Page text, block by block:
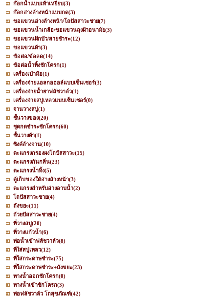
ก๊อกน้ำแบบเท้าเหยียบ(3)
ก๊อกอ่างล้างหน้าแบบกด(3)
ขอแขวนอ่างล้างหน้า/โถปัสสาวะชาย(7)
ขอแขวนน้ำเกลือ/ขอแขวนถุงผ้าอนามัย(3)
ขอแขวนฝักบัว/สายชำระ(12)
ขอแขวนผ้า(3)
ข้อต่อ/ข้อลด(14)
ข้อต่อน้ำทิ้งชักโครก(1)
เครื่องเป่ามือ(1)
เครื่องจ่ายแอลกอฮอล์แบบเซ็นเซอร์(3)
เครื่องจ่ายน้ำยาฟลัชวาล์ว(1)
เครื่องจ่ายสบู่เหลวแบบเซ็นเซอร์(0)
จานวางสบู่(1)
ชั้นวางของ(20)
ชุดกดชำระชักโครก(60)
ชั้นวางผ้า(1)
ซิงค์ล้างจาน(10)
ตะแกรงกรองผงโถปัสสาวะ(15)
ตะแกรงกันกลิ่น(23)
ตะแกรงน้ำทิ้ง(5)
ตู้เก็บของใต้อ่างล้างหน้า(3)
ตะแกรงสำหรับอ่างอาบน้ำ(2)
โถปัสสาวะชาย(4)
ถังขยะ(11)
ถ้วยปัสสาวะชาย(4)
ที่วางสบู่(20)
ที่วางแก้วน้ำ(6)
ท่อน้ำเข้าฟลัชวาล์ว(8)
ที่ใส่สบู่เหลว(12)
ที่ใส่กระดาษชำระ(75)
ที่ใส่กระดาษชำระ+ถังขยะ(23)
ทางน้ำออกชักโครก(0)
ทางน้ำเข้าชักโครก(3)
ท่อฟลัชวาล์ว โถสุขภัณฑ์(42)